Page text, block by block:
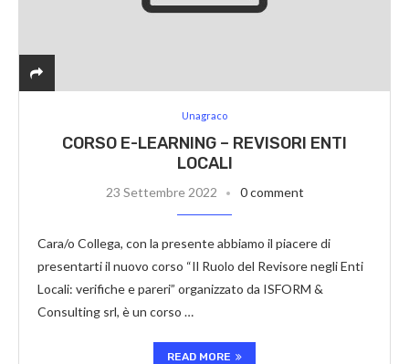
Unagraco
CORSO E-LEARNING – REVISORI ENTI
LOCALI
23 Settembre 2022 0 comment
Cara/o Collega, con la presente abbiamo il piacere di
presentarti il nuovo corso “Il Ruolo del Revisore negli Enti
Locali: verifiche e pareri” organizzato da ISFORM &
Consulting srl, è un corso …
READ MORE